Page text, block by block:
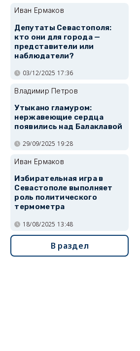
Иван Ермаков
Депутаты Севастополя:
кто они для города —
представители или
наблюдатели?
03/12/2025 17:36
Владимир Петров
Утыкано гламуром:
нержавеющие сердца
появились над Балаклавой
29/09/2025 19:28
Иван Ермаков
Избирательная игра в
Севастополе выполняет
роль политического
термометра
18/08/2025 13:48
В раздел